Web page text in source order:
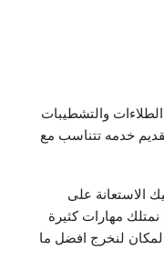
والتشطيبات
خدمه تتناسب مع
الاستعانة على
مهارات كثيرة
لنخرج افضل ما